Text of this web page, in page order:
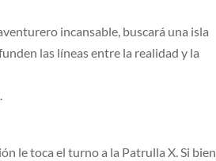
incansable, buscará una isla
las líneas entre la realidad y la
le toca el turno a la Patrulla X. Si bien